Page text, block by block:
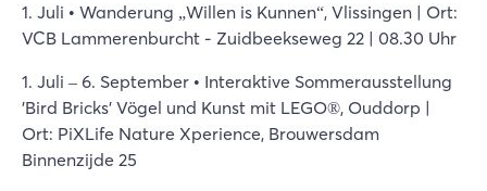
1. Juli • Wanderung „Willen is Kunnen“, Vlissingen | Ort:
VCB Lammerenburcht - Zuidbeekseweg 22 | 08.30 Uhr
1. Juli – 6. September • Interaktive Sommerausstellung
'Bird Bricks' Vögel und Kunst mit LEGO®, Ouddorp |
Ort: PiXLife Nature Xperience, Brouwersdam
Binnenzijde 25